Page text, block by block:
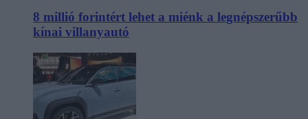
8 millió forintért lehet a miénk a legnépszerűbb
kínai villanyautó